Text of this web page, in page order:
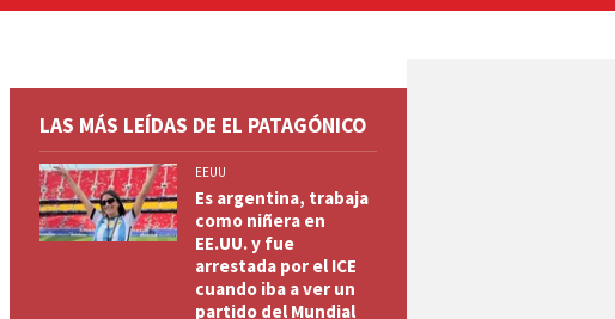
LAS MÁS LEÍDAS DE EL PATAGÓNICO
EEUU
Es argentina, trabaja
como niñera en
EE.UU. y fue
arrestada por el ICE
cuando iba a ver un
partido del Mundial